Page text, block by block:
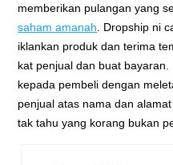
memberikan pulangan yang
saham amanah . Dropship ni
iklankan produk dan terima
kat penjual dan buat
kepada pembeli dengan
penjual atas nama dan
tak tahu yang korang bukan